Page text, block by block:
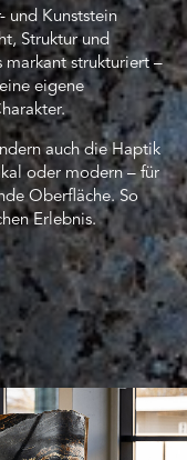
und Kunststein
Struktur und
markant strukturiert –
eigene
auch die Haptik
oder modern – für
Oberfläche. So
Erlebnis.